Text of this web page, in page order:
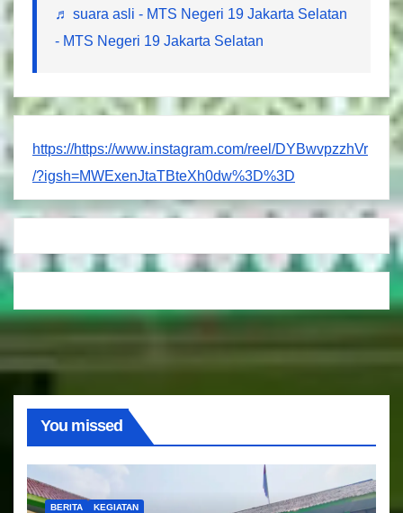
♬ suara asli - MTS Negeri 19 Jakarta Selatan
- MTS Negeri 19 Jakarta Selatan
https://https://www.instagram.com/reel/DYBwvpzzhVr
/?igsh=MWExenJtaTBteXh0dw%3D%3D
You missed
BERITA KEGIATAN